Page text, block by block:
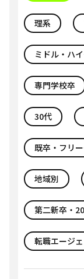
理系
ミドル・ハ
専門学校卒
30代
既卒・フリ
地域別
第二新卒・
転職エージ